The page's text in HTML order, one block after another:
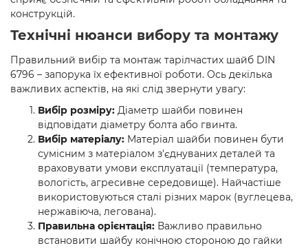
конструкцій.
Технічні нюанси вибору та монтажу
Правильний вибір та монтаж тарілчастих шайб DIN
6796 – запорука їх ефективної роботи. Ось декілька
важливих аспектів, на які слід звернути увагу:
Вибір розміру: Діаметр шайби повинен
відповідати діаметру болта або гвинта.
Вибір матеріалу: Матеріал шайби повинен бути
сумісним з матеріалом з'єднуваних деталей та
враховувати умови експлуатації (температура,
вологість, агресивне середовище). Найчастіше
використовуються сталі різних марок (вуглецева,
нержавіюча, легована).
Правильна орієнтація: Важливо правильно
встановити шайбу конічною стороною до гайки